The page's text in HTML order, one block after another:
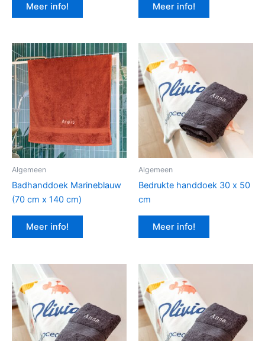
Meer info! Meer info!
Algemeen
Badhanddoek Marineblauw
(70 cm x 140 cm)
Meer info!
Algemeen
Bedrukte handdoek 30 x 50
cm
Meer info!